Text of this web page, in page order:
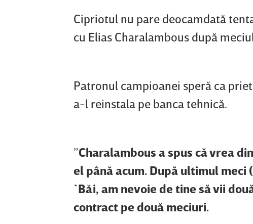
Cipriotul nu pare deocamdată
cu Elias Charalambous după
Patronul campioanei speră ca
a-l reinstala pe banca tehnică.
”Charalambous a spus că vrea
el până acum. După ultimul
`Băi, am nevoie de tine să vii
contract pe două meciuri.